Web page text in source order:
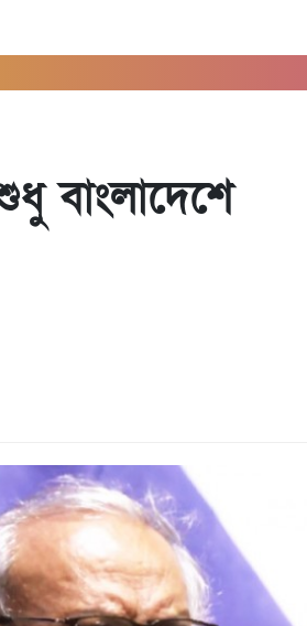
বাংলাদেশে